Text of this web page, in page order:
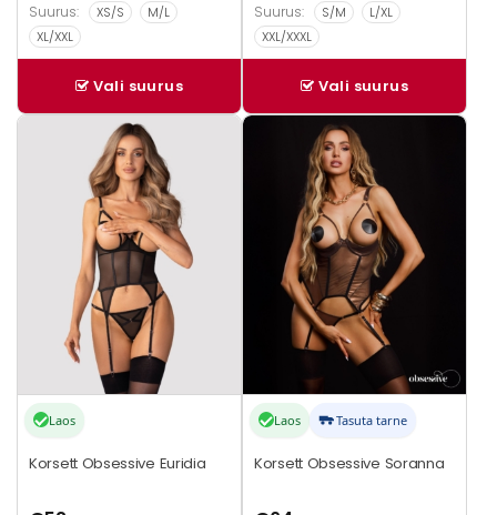
Suurus: XS/S
M/L
XL/XXL
Vali suurus
Suurus: S/M
L/XL
XXL/XXXL
Vali suurus
Laos
Korsett Obsessive Euridia
Sellel
tootelehel.
Laos Tasuta tarne
Korsett Obsessive Soranna
Sellel
varianti.
Valikuid
tootelehel.